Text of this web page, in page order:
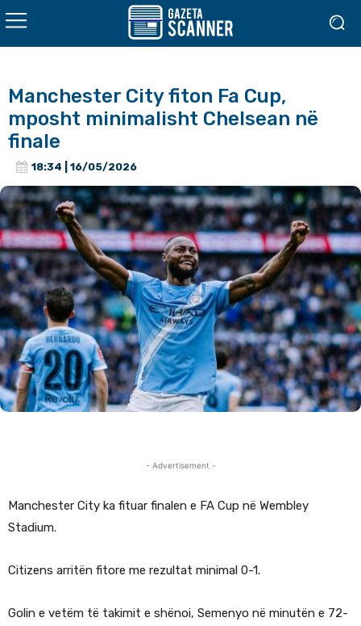
Manchester City fiton Fa Cup,
mposht minimalisht Chelsean në
finale
18:34 | 16/05/2026
- Advertisement -
Manchester City ka fituar finalen e FA Cup në Wembley
Stadium.
Citizens arritën fitore me rezultat minimal 0-1.
Golin e vetëm të takimit e shënoi, Semenyo në minutën e 72-